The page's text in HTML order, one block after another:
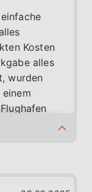
Kosten
alles
wurden
Urlaub
Crete!